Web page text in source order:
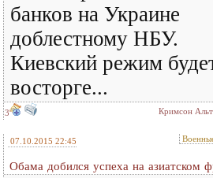
банков на Украине
доблестному НБУ.
Киевский режим
восторге...
3 Кримсон
07.10.2015 22:45
Обама добился успеха на азиатском